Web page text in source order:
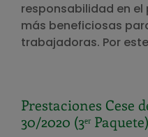
responsabilidad en
más beneficiosas
trabajadoras. Por
Prestaciones Cese
30/2020 (3ᵉʳ Paquete)